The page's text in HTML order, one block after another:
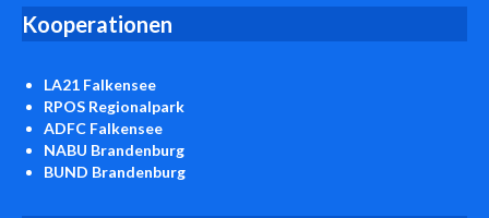
Kooperationen
LA21 Falkensee
RPOS Regionalpark
ADFC Falkensee
NABU Brandenburg
BUND Brandenburg